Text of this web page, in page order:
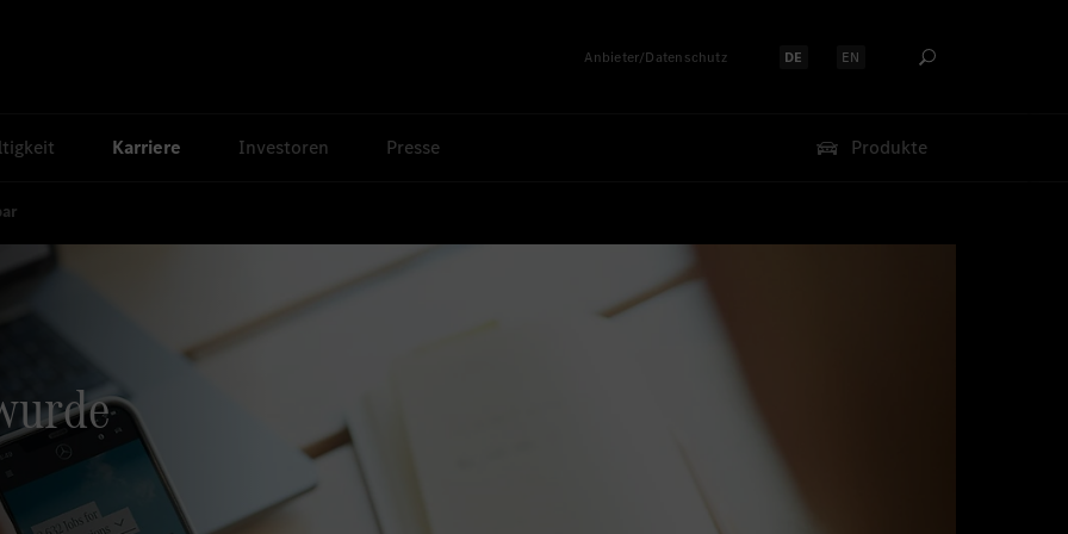
Anbieter/Datenschutz Sprache auswählen:
DE Sprache auswählen:
EN
Karriere Investoren Presse Produkte